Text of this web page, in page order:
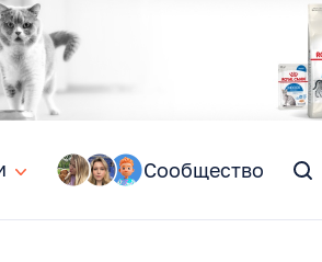
Сообщество